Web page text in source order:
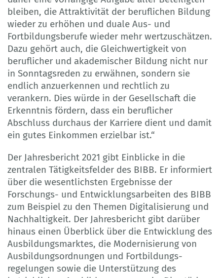
bleiben, die Attraktivität der beruflichen Bildung
wieder zu erhöhen und duale Aus- und
Fortbildungs­berufe wieder mehr wertzuschätzen.
Dazu gehört auch, die Gleichwertigkeit von
beruflicher und akademischer Bildung nicht nur
in Sonntagsreden zu erwähnen, sondern sie
endlich anzuerken­nen und rechtlich zu
verankern. Dies würde in der Gesellschaft die
Erkenntnis fördern, dass ein beruflicher
Abschluss durchaus der Karriere dient und damit
ein gutes Einkommen erzielbar ist.“
Der Jahresbericht 2021 gibt Einblicke in die
zentralen Tätigkeitsfelder des BIBB. Er informiert
über die wesentlichsten Ergebnisse der
Forschungs- und Entwicklungsarbeiten des BIBB
zum Beispiel zu den Themen Digitalisierung und
Nachhaltigkeit. Der Jahresbericht gibt darüber
hinaus einen Überblick über die Entwicklung des
Ausbildungsmarktes, die Modernisierung von
Ausbildungsordnungen und Fortbildungs­
regelungen sowie die Unterstützung des